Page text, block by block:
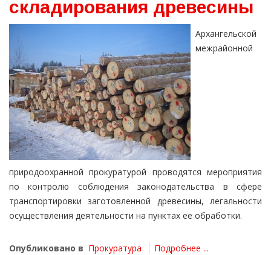
складирования древесины
Архангельской
межрайонной
природоохранной прокуратурой проводятся мероприятия
по контролю соблюдения законодательства в сфере
транспортировки заготовленной древесины, легальности
осуществления деятельности на пунктах ее обработки.
Опубликовано в Прокуратура Подробнее ...